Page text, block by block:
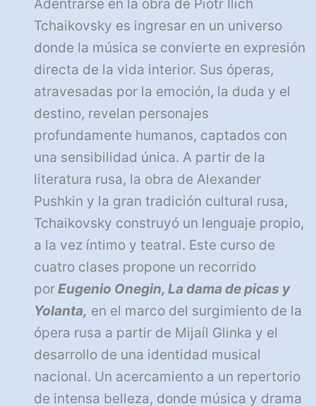
Adentrarse en la obra de Piotr Ilich
Tchaikovsky es ingresar en un universo
donde la música se convierte en expresión
directa de la vida interior. Sus óperas,
atravesadas por la emoción, la duda y el
destino, revelan personajes
profundamente humanos, captados con
una sensibilidad única. A partir de la
literatura rusa, la obra de Alexander
Pushkin y la gran tradición cultural rusa,
Tchaikovsky construyó un lenguaje propio,
a la vez íntimo y teatral. Este curso de
cuatro clases propone un recorrido
porEugenio Onegin, La dama depicas y
Yolanta, en el marco del surgimiento de la
ópera rusa a partir de Mijaíl Glinka y el
desarrollo de una identidad musical
nacional. Un acercamiento a un repertorio
de intensa belleza, donde música y drama